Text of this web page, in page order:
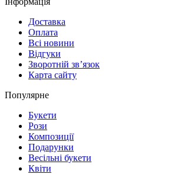
Доставка
Оплата
Всі новини
Відгуки
Зворотній зв’язок
Карта сайту
Популярне
Букети
Рози
Композиції
Подарунки
Весільні букети
Квіти